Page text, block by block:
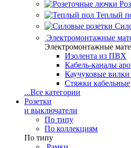
Теплый
Электромонтажные
Электромонтажные
Изолента из ПВХ
Кабель-каналы
Каучуковые вилки
Стяжки кабельные
...Все категории
Розетки
и выключатели
По типу
По коллекциям
По типу